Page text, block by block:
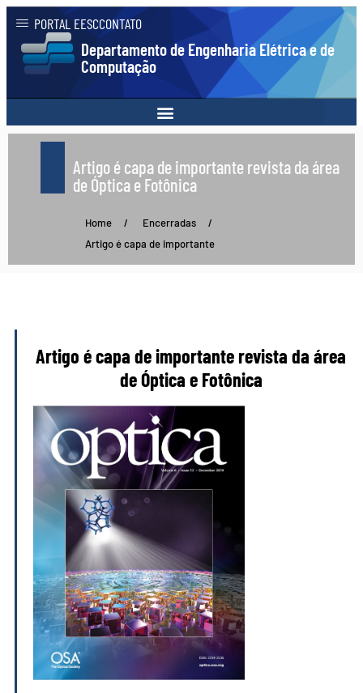
Departamento de Engenharia Elétrica e de
Computação
PORTAL EESCCONTATO
Artigo é capa de importante revista da área
de Óptica e Fotônica
Home / Encerradas
/
Artigo é capa de importante
Artigo é capa de importante revista da área
de Óptica e Fotônica